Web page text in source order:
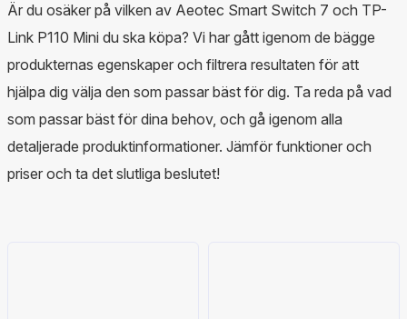
Är du osäker på vilken av Aeotec Smart Switch 7 och TP-
Link P110 Mini du ska köpa? Vi har gått igenom de bägge
produkternas egenskaper och filtrera resultaten för att
hjälpa dig välja den som passar bäst för dig. Ta reda på vad
som passar bäst för dina behov, och gå igenom alla
detaljerade produktinformationer. Jämför funktioner och
priser och ta det slutliga beslutet!